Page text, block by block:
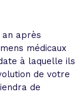
an après
médicaux
à laquelle ils
de votre
de